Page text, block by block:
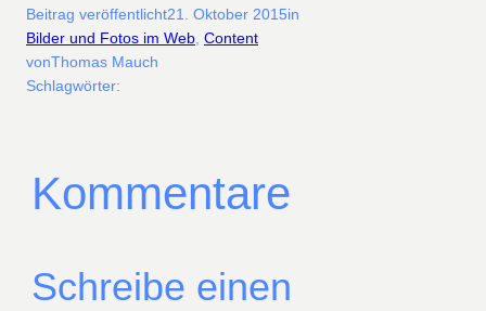
Beitrag veröffentlicht21. Oktober 2015in
Bilder und Fotos im Web Content
vonThomas Mauch
Schlagwörter:
Kommentare
Schreibe einen